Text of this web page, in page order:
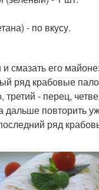
- по вкусу.
смазать его
ряд крабовые
третий - перец,
дальше повторить
ряд